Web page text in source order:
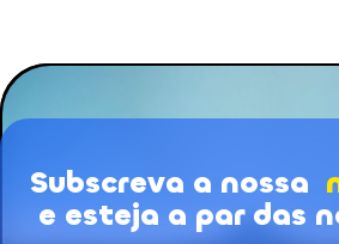
Subscrição de
Subscreva a nossa
e esteja a par das